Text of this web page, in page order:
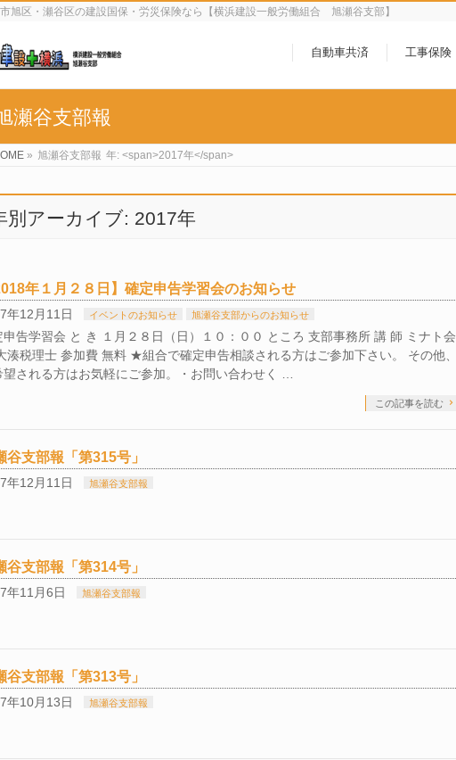
旭区・瀬谷区の建設国保・労災保険なら【横浜建設一般労働組合 旭瀬谷支部】
自動車共済 工事保険
瀬谷支部報
» 旭瀬谷支部報 年: <span>2017年</span>
別アーカイブ: 2017年
年１月２８日】確定申告学習会のお知らせ
年12月11日 イベントのお知らせ 旭瀬谷支部からのお知らせ
申告学習会 と き １月２８日（日）１０：００ ところ 支部事務所 講 師 ミナト会
湊税理士 参加費 無料 ★組合で確定申告相談される方はご参加下さい。 その他、
望される方はお気軽にご参加。・お問い合わせく …
この記事を読む
谷支部報「第315号」
年12月11日 旭瀬谷支部報
谷支部報「第314号」
年11月6日 旭瀬谷支部報
谷支部報「第313号」
年10月13日 旭瀬谷支部報